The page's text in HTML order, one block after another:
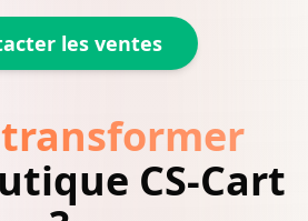
les ventes
CS-Cart